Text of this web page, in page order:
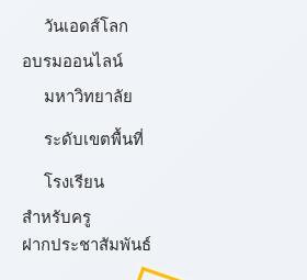
วันเอดส์โลก
อบรมออนไลน์
มหาวิทยาลัย
ระดับเขตพื้นที่
โรงเรียน
สำหรับครู
ฝากประชาสัมพันธ์